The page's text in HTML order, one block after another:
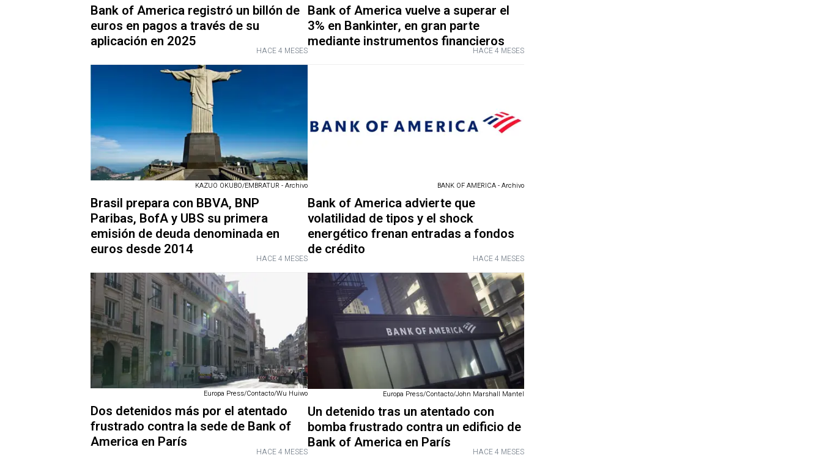
Bank of America registró un billón de
euros en pagos a través de su
aplicación en 2025
HACE 4 MESES
Bank of America vuelve a superar el
3% en Bankinter, en gran parte
mediante instrumentos financieros
HACE 4 MESES
KAZUO OKUBO/EMBRATUR - Archivo
Brasil prepara con BBVA, BNP
Paribas, BofA y UBS su primera
emisión de deuda denominada en
euros desde 2014
HACE 4 MESES
BANK OF AMERICA - Archivo
Bank of America advierte que
volatilidad de tipos y el shock
energético frenan entradas a fondos
de crédito
HACE 4 MESES
Europa Press/Contacto/Wu Huiwo
Dos detenidos más por el atentado
frustrado contra la sede de Bank of
America en París
HACE 4 MESES
Europa Press/Contacto/John Marshall Mantel
Un detenido tras un atentado con
bomba frustrado contra un edificio de
Bank of America en París
HACE 4 MESES